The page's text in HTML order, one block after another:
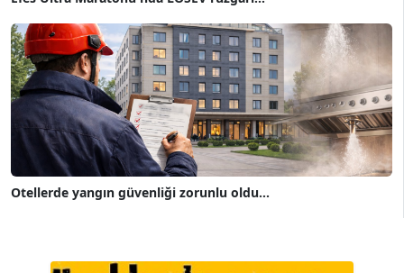
Otellerde yangın güvenliği zorunlu oldu...